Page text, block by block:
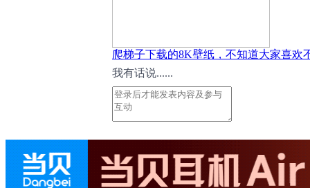
爬梯子下载的8K壁纸，不知道大家喜欢
我有话说......